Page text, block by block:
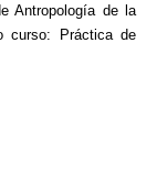
Antropología de la
curso: Práctica de